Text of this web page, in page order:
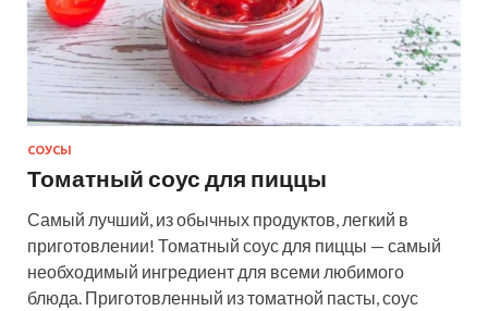
СОУСЫ
Томатный соус для пиццы
Самый лучший, из обычных продуктов, легкий в
приготовлении! Томатный соус для пиццы — самый
необходимый ингредиент для всеми любимого
блюда. Приготовленный из томатной пасты, соус